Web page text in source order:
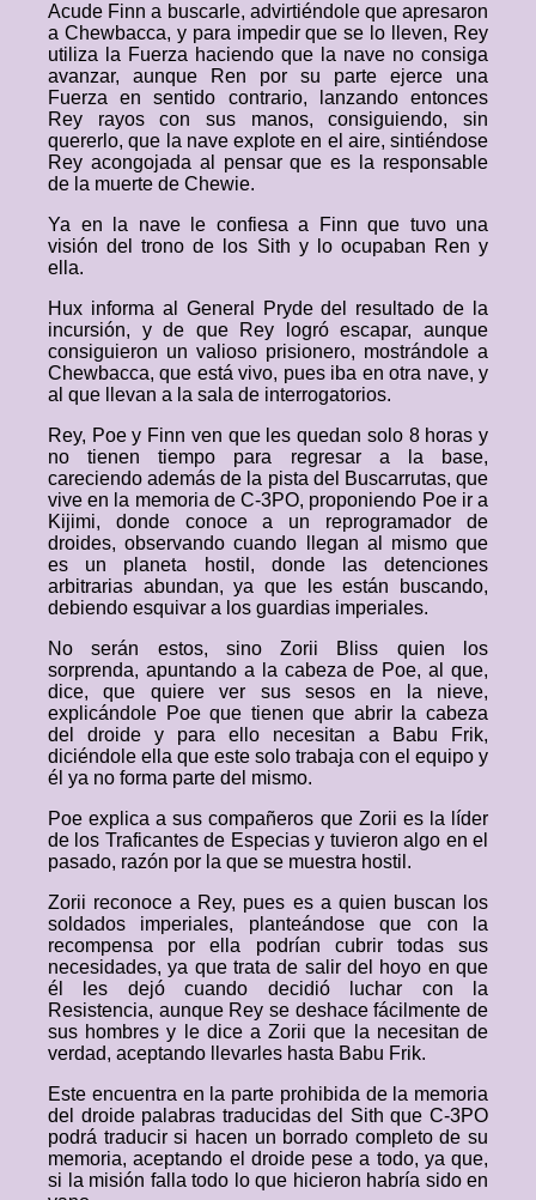
Acude Finn a buscarle, advirtiéndole que apresaron
a Chewbacca, y para impedir que se lo lleven, Rey
utiliza la Fuerza haciendo que la nave no consiga
avanzar, aunque Ren por su parte ejerce una
Fuerza en sentido contrario, lanzando entonces
Rey rayos con sus manos, consiguiendo, sin
quererlo, que la nave explote en el aire, sintiéndose
Rey acongojada al pensar que es la responsable
de la muerte de Chewie.
Ya en la nave le confiesa a Finn que tuvo una
visión del trono de los Sith y lo ocupaban Ren y
ella.
Hux informa al General Pryde del resultado de la
incursión, y de que Rey logró escapar, aunque
consiguieron un valioso prisionero, mostrándole a
Chewbacca, que está vivo, pues iba en otra nave, y
al que llevan a la sala de interrogatorios.
Rey, Poe y Finn ven que les quedan solo 8 horas y
no tienen tiempo para regresar a la base,
careciendo además de la pista del Buscarrutas, que
vive en la memoria de C-3PO, proponiendo Poe ir a
Kijimi, donde conoce a un reprogramador de
droides, observando cuando llegan al mismo que
es un planeta hostil, donde las detenciones
arbitrarias abundan, ya que les están buscando,
debiendo esquivar a los guardias imperiales.
No serán estos, sino Zorii Bliss quien los
sorprenda, apuntando a la cabeza de Poe, al que,
dice, que quiere ver sus sesos en la nieve,
explicándole Poe que tienen que abrir la cabeza
del droide y para ello necesitan a Babu Frik,
diciéndole ella que este solo trabaja con el equipo y
él ya no forma parte del mismo.
Poe explica a sus compañeros que Zorii es la líder
de los Traficantes de Especias y tuvieron algo en el
pasado, razón por la que se muestra hostil.
Zorii reconoce a Rey, pues es a quien buscan los
soldados imperiales, planteándose que con la
recompensa por ella podrían cubrir todas sus
necesidades, ya que trata de salir del hoyo en que
él les dejó cuando decidió luchar con la
Resistencia, aunque Rey se deshace fácilmente de
sus hombres y le dice a Zorii que la necesitan de
verdad, aceptando llevarles hasta Babu Frik.
Este encuentra en la parte prohibida de la memoria
del droide palabras traducidas del Sith que C-3PO
podrá traducir si hacen un borrado completo de su
memoria, aceptando el droide pese a todo, ya que,
si la misión falla todo lo que hicieron habría sido en